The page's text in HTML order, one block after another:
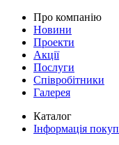
Про компанію
Новини
Проекти
Акції
Послуги
Співробітники
Галерея
Каталог
Інформація